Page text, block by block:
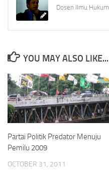
Dosen Ilmu
YOU MAY ALSO LIKE...
Partai Politik Predator Menuju
Pemilu 2009
OCTOBER 31, 2011